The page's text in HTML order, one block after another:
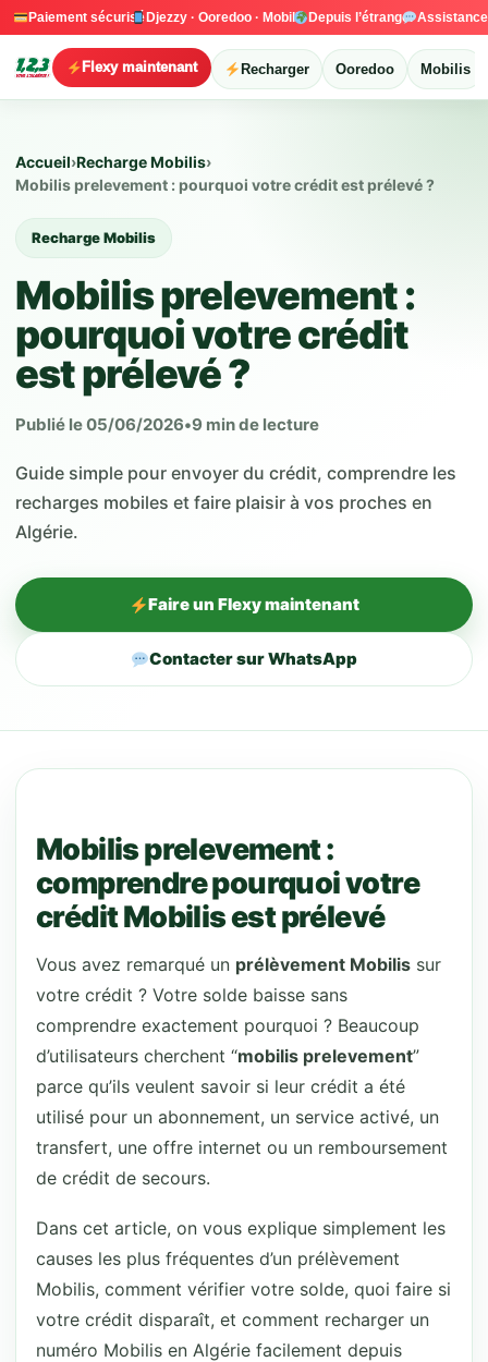
Paiement sécurisé Djezzy · Ooredoo · Mobilis Depuis l’étranger
Recharger Ooredoo Mobilis
Flexy maintenant
Accueil›Recharge Mobilis›
Mobilis prelevement : pourquoi votre crédit est prélevé ?
Recharge Mobilis
Mobilis prelevement :
pourquoi votre crédit
est prélevé ?
Publié le 05/06/2026•9 min de lecture
Guide simple pour envoyer du crédit, comprendre les
recharges mobiles et faire plaisir à vos proches en
Algérie.
Faire un Flexy maintenant
Contacter sur WhatsApp
Mobilis prelevement :
comprendre pourquoi votre
crédit Mobilis est prélevé
Vous avez remarqué un prélèvement Mobilis sur
votre crédit ? Votre solde baisse sans
comprendre exactement pourquoi ? Beaucoup
d’utilisateurs cherchent “mobilis prelevement”
parce qu’ils veulent savoir si leur crédit a été
utilisé pour un abonnement, un service activé, un
transfert, une offre internet ou un remboursement
de crédit de secours.
Dans cet article, on vous explique simplement les
causes les plus fréquentes d’un prélèvement
Mobilis, comment vérifier votre solde, quoi faire si
votre crédit disparaît, et comment recharger un
numéro Mobilis en Algérie facilement depuis